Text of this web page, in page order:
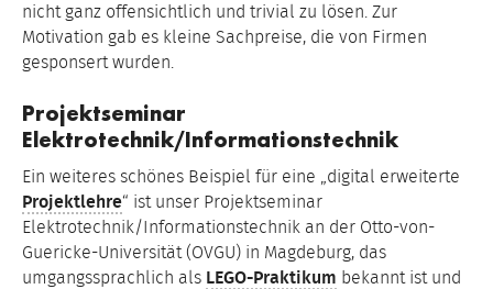
nicht ganz offensichtlich und trivial zu lösen. Zur
Motivation gab es kleine Sachpreise, die von Firmen
gesponsert wurden.
Projektseminar
Elektrotechnik/Informationstechnik
Ein weiteres schönes Beispiel für eine „digital erweiterte
Projektlehre“ ist unser Projektseminar
Elektrotechnik/Informationstechnik an der Otto-von-
Guericke-Universität (OVGU) in Magdeburg, das
umgangssprachlich als LEGO-Praktikum bekannt ist und